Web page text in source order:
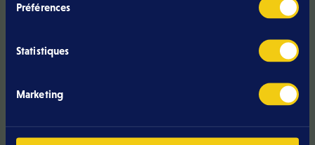
Préférences
Statistiques
Marketing